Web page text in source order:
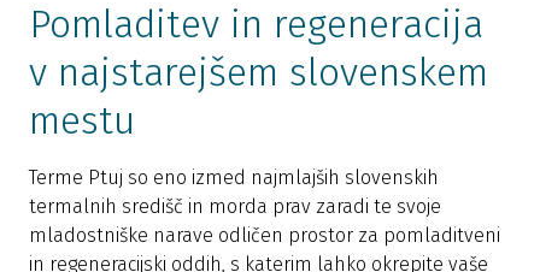
Pomladitev in regeneracija
v najstarejšem slovenskem
mestu
Terme Ptuj so eno izmed najmlajših slovenskih
termalnih središč in morda prav zaradi te svoje
mladostniške narave odličen prostor za pomladitveni
in regeneracijski oddih, s katerim lahko okrepite vaše